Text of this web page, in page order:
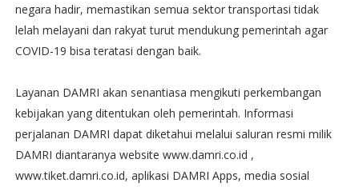
negara hadir, memastikan semua sektor transportasi tidak
lelah melayani dan rakyat turut mendukung pemerintah agar
COVID-19 bisa teratasi dengan baik.
Layanan DAMRI akan senantiasa mengikuti perkembangan
kebijakan yang ditentukan oleh pemerintah. Informasi
perjalanan DAMRI dapat diketahui melalui saluran resmi milik
DAMRI diantaranya website www.damri.co.id ,
www.tiket.damri.co.id, aplikasi DAMRI Apps, media sosial